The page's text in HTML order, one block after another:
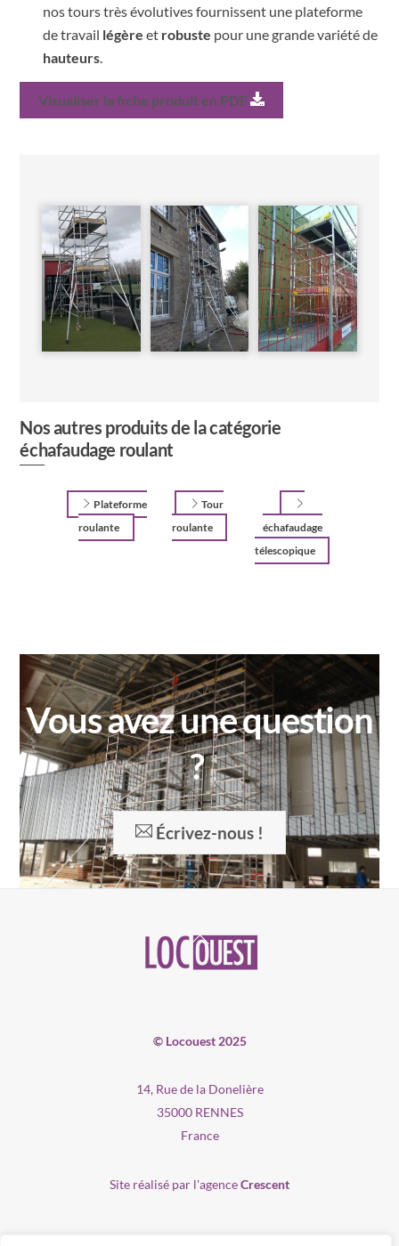
nos tours très évolutives fournissent une plateforme
de travail légère et robuste pour une grande variété de
hauteurs
Visualiser la fiche produit en PDF
Nos autres produits de la catégorie
échafaudage roulant
Plateforme
roulante
Tour
roulante
échafaudage
télescopique
Vous avez une question
?
Écrivez-nous !
Back
To
© Locouest 2025
14, Rue de la Donelière
35000 RENNES
France
Site réalisé par l'agenceCrescent